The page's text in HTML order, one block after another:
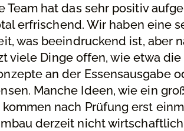
Team hat das sehr positiv
erfrischend. Wir haben eine
was beeindruckend ist, aber
viele Dinge offen, wie etwa
an der Essensausgabe
Manche Ideen, wie ein
nach Prüfung erst
derzeit nicht wirtschaftlich